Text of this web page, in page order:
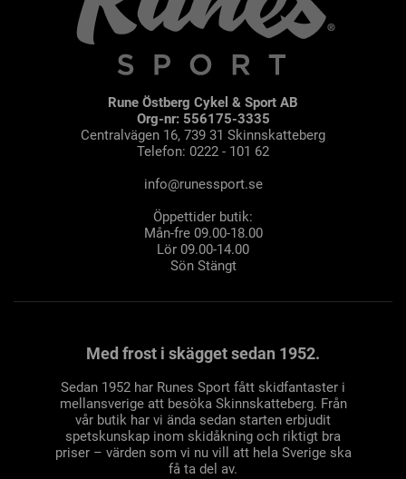
Rune Östberg Cykel & Sport AB
Org-nr: 556175-3335
Centralvägen 16, 739 31 Skinnskatteberg
Telefon: 0222 - 101 62
info@runessport.se
Öppettider butik:
Mån-fre 09.00-18.00
Lör 09.00-14.00
Sön Stängt
Med frost i skägget sedan 1952.
Sedan 1952 har Runes Sport fått skidfantaster i
mellansverige att besöka Skinnskatteberg. Från
vår butik har vi ända sedan starten erbjudit
spetskunskap inom skidåkning och riktigt bra
priser – värden som vi nu vill att hela Sverige ska
få ta del av.